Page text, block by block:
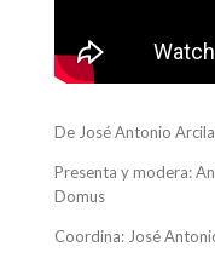
De José Antonio
Presenta y modera:
Domus
Coordina: José